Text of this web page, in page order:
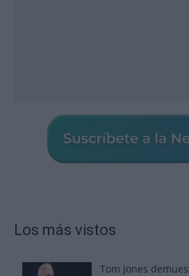
Los más vistos
Tom Jones